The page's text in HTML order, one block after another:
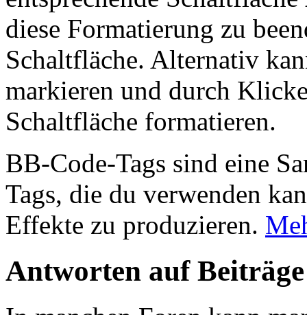
diese Formatierung zu
Schaltfläche. Alternativ
markieren und durch
Schaltfläche formatieren.
BB-Code-Tags sind eine
Tags, die du verwenden
Effekte zu produzieren.
Antworten auf